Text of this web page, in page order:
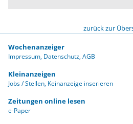
zurück zur
Wochenanzeiger
Impressum Datenschutz AGB
Kleinanzeigen
Jobs / Stellen Keinanzeige inserieren
Zeitungen online lesen
e-Paper